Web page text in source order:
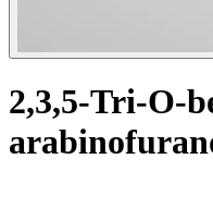
2,3,5-Tri-O-